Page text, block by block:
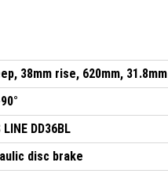
38mm rise, 620mm, 31.8mm
LINE DD36BL
disc brake